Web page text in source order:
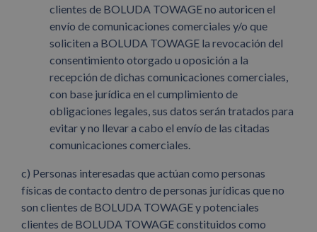
clientes de BOLUDA TOWAGE no autoricen el
envío de comunicaciones comerciales y/o que
soliciten a BOLUDA TOWAGE la revocación del
consentimiento otorgado u oposición a la
recepción de dichas comunicaciones comerciales,
con base jurídica en el cumplimiento de
obligaciones legales, sus datos serán tratados para
evitar y no llevar a cabo el envío de las citadas
comunicaciones comerciales.
c) Personas interesadas que actúan como personas
físicas de contacto dentro de personas jurídicas que no
son clientes de BOLUDA TOWAGE y potenciales
clientes de BOLUDA TOWAGE constituidos como